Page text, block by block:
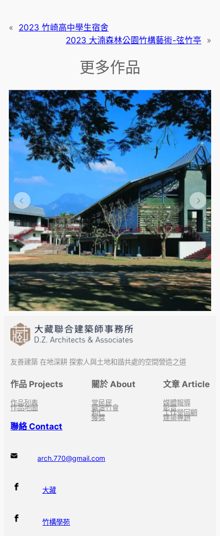
«
2023 竹崎高中學生宿舍
2023 大湳森林公園竹構藝術-弦竹亭
»
更多作品
友善建築 在地深耕 探索人與土地和諧共處的空間營造之道
作品 Projects
作品列表
作品地圖
關於 About
常民居
臺灣竹會
利仁
獲獎
文章 Article
媒體報導
影音
工作營回顧
建築專題
聯絡 Contact
arch.770@gmail.com
大藏
竹構學苑